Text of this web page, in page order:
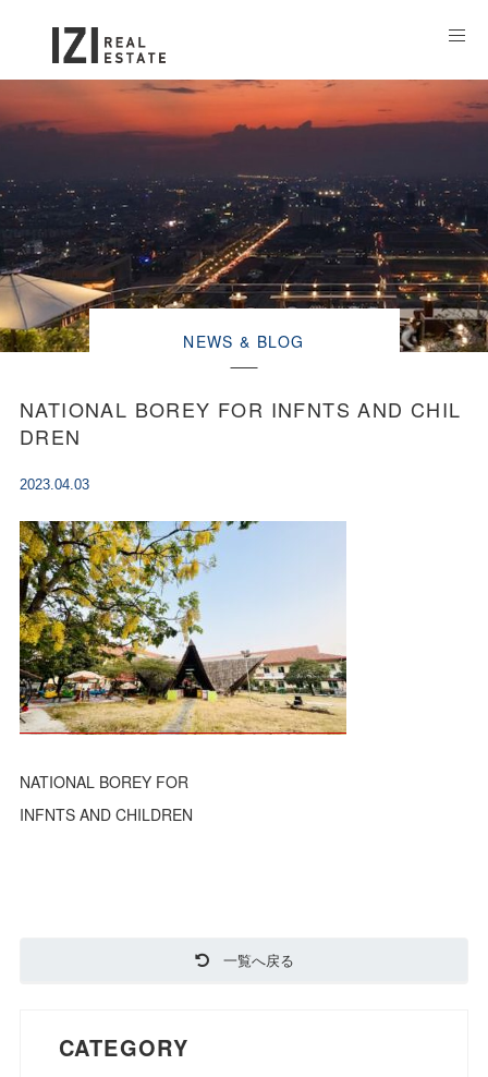
NEWS & BLOG
NATIONAL BOREY FOR INFNTS AND CHIL
DREN
2023.04.03
NATIONAL BOREY FOR
INFNTS AND CHILDREN
一覧へ戻る
CATEGORY